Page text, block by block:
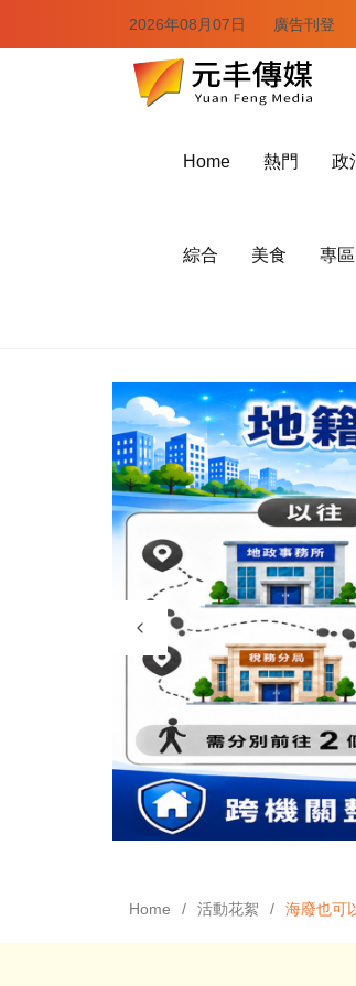
2026年08月07日 廣告刊登
Home 熱門 政
綜合 美食 專區
Home 活動花絮 海廢也可